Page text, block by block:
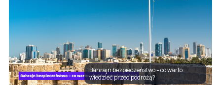
Bahrajn bezpieczeństwo – co warto
wiedzieć przed podróżą?